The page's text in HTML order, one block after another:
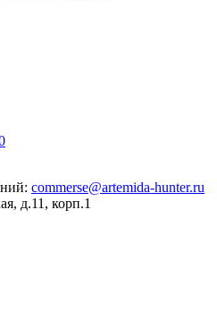
commerse@artemida-hunter.ru
д.11, корп.1